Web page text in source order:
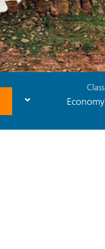
Class
Economy